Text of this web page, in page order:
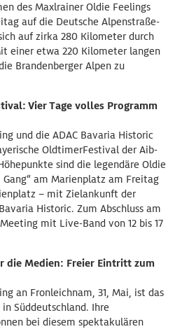
des Maxlrainer Oldie Feelings
auf die Deutsche Alpenstraße-
auf zirka 280 Kilometer durch
einer etwa 220 Kilometer langen
Brandenberger Alpen zu
Vier Tage volles Programm
und die ADAC Bavaria Historic
OldtimerFestival der Aib-
sind die legendäre Oldie
am Marienplatz am Freitag
– mit Zielankunft der
Historic. Zum Abschluss am
mit Live-Band von 12 bis 17
die Medien: Freier Eintritt zum
an Fronleichnam, 31, Mai, ist das
Süddeutschland. Ihre
bei diesem spektakulären